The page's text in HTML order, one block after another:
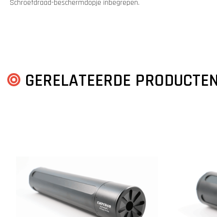
Schroefdraad-beschermdopje inbegrepen.
GERELATEERDE